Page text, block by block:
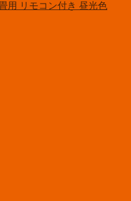
用 リモコン付き 昼光色